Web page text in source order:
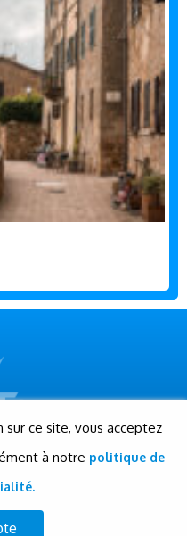
réservés
Evensis
ce site, vous acceptez
à notre politique de